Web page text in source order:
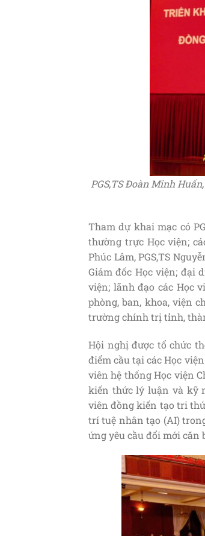
PGS,TS Đoàn Minh
Tham dự khai mạc có
thường trực Học viện;
Phúc Lâm, PGS,TS
Giám đốc Học viện; đại
viện; lãnh đạo các Học
phòng, ban, khoa, viện
trường chính trị tỉnh,
Hội nghị được tổ chức
điểm cầu tại các Học
viên hệ thống Học viện
kiến thức lý luận và kỹ
viên đồng kiến tạo tri
trí tuệ nhân tạo (AI)
ứng yêu cầu đổi mới